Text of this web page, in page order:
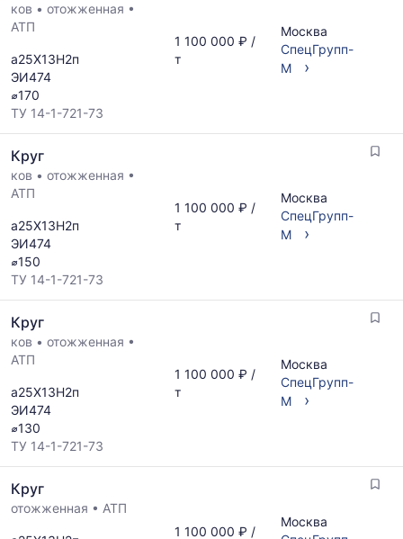
ков • отожженная •
АТП
а25Х13Н2п
ЭИ474
⌀170
ТУ 14-1-721-73
1 100 000 ₽ /
т
Москва
СпецГрупп-
М
›
Круг
ков • отожженная •
АТП
а25Х13Н2п
ЭИ474
⌀150
ТУ 14-1-721-73
1 100 000 ₽ /
т
Москва
СпецГрупп-
М
›
Круг
ков • отожженная •
АТП
а25Х13Н2п
ЭИ474
⌀130
ТУ 14-1-721-73
1 100 000 ₽ /
т
Москва
СпецГрупп-
М
›
Круг
отожженная • АТП
1 100 000 ₽ /
Москва